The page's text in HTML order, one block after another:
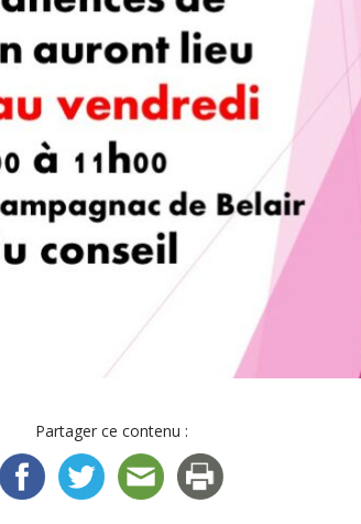
Partager ce contenu :